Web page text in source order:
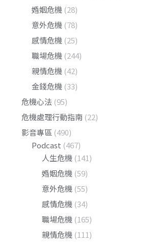
婚姻危機 (28)
意外危機 (78)
感情危機 (25)
職場危機 (244)
親情危機 (42)
金錢危機 (33)
危機心法 (95)
危機處理行動指南 (22)
影音專區 (490)
Podcast (467)
人生危機 (141)
婚姻危機 (59)
意外危機 (55)
感情危機 (34)
職場危機 (165)
親情危機 (111)